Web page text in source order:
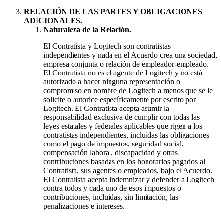
RELACIÓN DE LAS PARTES Y OBLIGACIONES
ADICIONALES.
Naturaleza de la Relación.
El Contratista y Logitech son contratistas
independientes y nada en el Acuerdo crea una sociedad,
empresa conjunta o relación de empleador-empleado.
El Contratista no es el agente de Logitech y no está
autorizado a hacer ninguna representación o
compromiso en nombre de Logitech a menos que se le
solicite o autorice específicamente por escrito por
Logitech. El Contratista acepta asumir la
responsabilidad exclusiva de cumplir con todas las
leyes estatales y federales aplicables que rigen a los
contratistas independientes, incluidas las obligaciones
como el pago de impuestos, seguridad social,
compensación laboral, discapacidad y otras
contribuciones basadas en los honorarios pagados al
Contratista, sus agentes o empleados, bajo el Acuerdo.
El Contratista acepta indemnizar y defender a Logitech
contra todos y cada uno de esos impuestos o
contribuciones, incluidas, sin limitación, las
penalizaciones e intereses.